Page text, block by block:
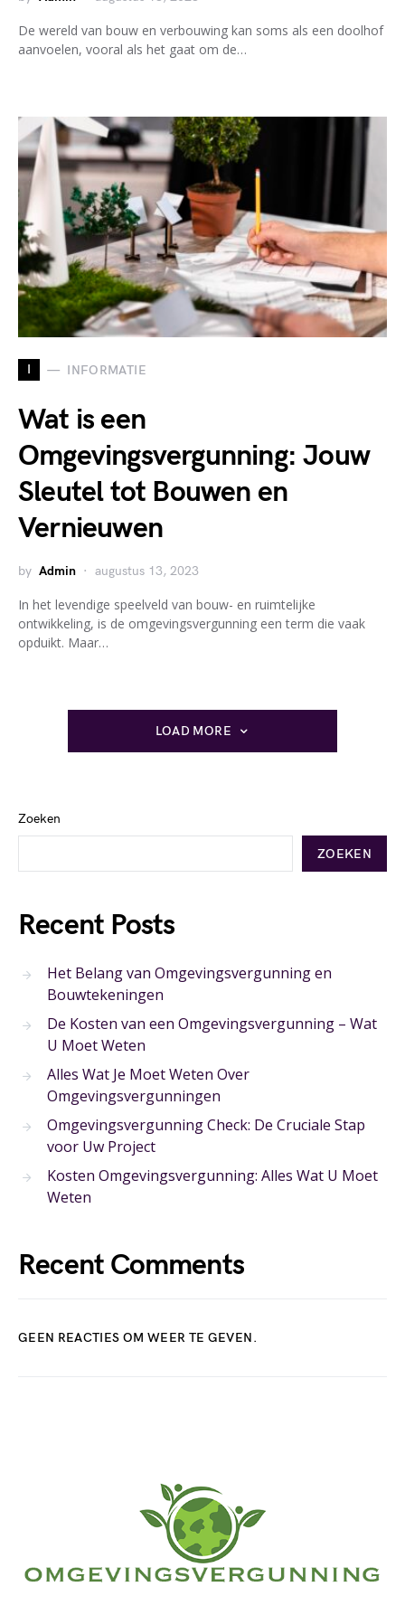
De wereld van bouw en verbouwing kan soms als een doolhof
aanvoelen, vooral als het gaat om de…
I INFORMATIE
Wat is een
Omgevingsvergunning: Jouw
Sleutel tot Bouwen en
Vernieuwen
by Admin augustus 13, 2023
In het levendige speelveld van bouw- en ruimtelijke
ontwikkeling, is de omgevingsvergunning een term die vaak
opduikt. Maar…
LOAD MORE
Zoeken
ZOEKEN
Recent Posts
Het Belang van Omgevingsvergunning en
Bouwtekeningen
De Kosten van een Omgevingsvergunning – Wat
U Moet Weten
Alles Wat Je Moet Weten Over
Omgevingsvergunningen
Omgevingsvergunning Check: De Cruciale Stap
voor Uw Project
Kosten Omgevingsvergunning: Alles Wat U Moet
Weten
Recent Comments
GEEN REACTIES OM WEER TE GEVEN.